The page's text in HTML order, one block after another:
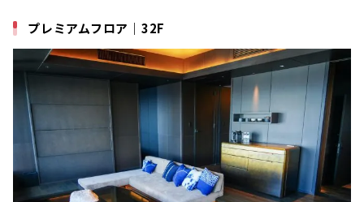
プレミアムフロア｜32F